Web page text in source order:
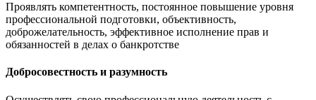
Проявлять компетентность, постоянное повышение уровня
профессиональной подготовки, объективность,
доброжелательность, эффективное исполнение прав и
обязанностей в делах о банкротстве
Добросовестность и разумность